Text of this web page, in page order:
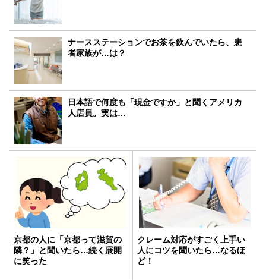
ナースステーションでお茶を飲んでいたら、患
者家族が…は？
日本語で何度も「現金ですか」と聞くアメリカ
人店員。実は…
京都の人に「京都って滋賀の
隣？」と聞いたら…続く展開
に笑った
クレーム対応がすごく上手い
人にコツを聞いたら…なるほ
ど！